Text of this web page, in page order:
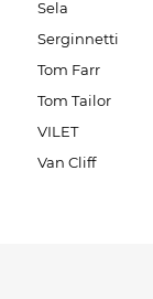
Sela
Serginnetti
Tom Farr
Tom Tailor
VILET
Van Cliff